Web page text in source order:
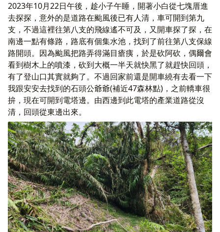
2023年10月22日午後，趁小子午睡，開著小白從七塊厝進
去探探，意外的是道路在颱風後已有人清，車可開到第九
支，不過這裡往第八支的飛線遙不可及，又開車探了探，在
南邊一點有條路，路底有個集水池，找到了前往第八支保線
路開頭。因為颱風把路弄得滿目瘡痍，於是砍阿砍，偶爾會
看到樹木上的噴漆，砍到大概一半天就快黑了就趕快回頭，
有了登山口其實就夠了。不過回家前還是開車繞有去看一下
我跟安安去找到的石頭公爺爺(補近47森林點)，之前轎車很
拚，現在可開到電塔邊。由西邊到此電塔的產業道路從沒
清，回頭從東邊出來。